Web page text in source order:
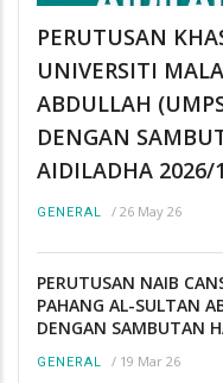
PERUTUSAN
UNIVERSITI
ABDULLAH
DENGAN
AIDILADHA 2026/
GENERAL / 26 May 26
PERUTUSAN NAIB
PAHANG AL-SULTAN
DENGAN SAMBUTAN
GENERAL / 19 Mar 26